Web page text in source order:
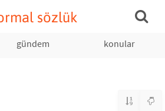
sözlük
gündem konular